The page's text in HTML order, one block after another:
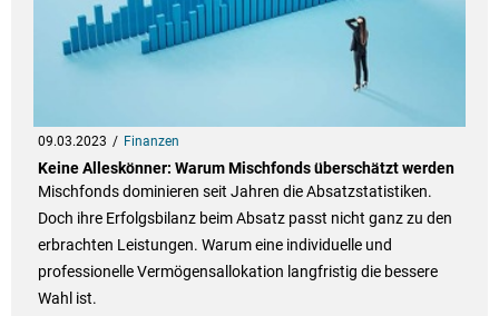
09.03.2023 Finanzen
Keine Alleskönner: Warum Mischfonds überschätzt werden
Mischfonds dominieren seit Jahren die Absatzstatistiken.
Doch ihre Erfolgsbilanz beim Absatz passt nicht ganz zu den
erbrachten Leistungen. Warum eine individuelle und
professionelle Vermögensallokation langfristig die bessere
Wahl ist.